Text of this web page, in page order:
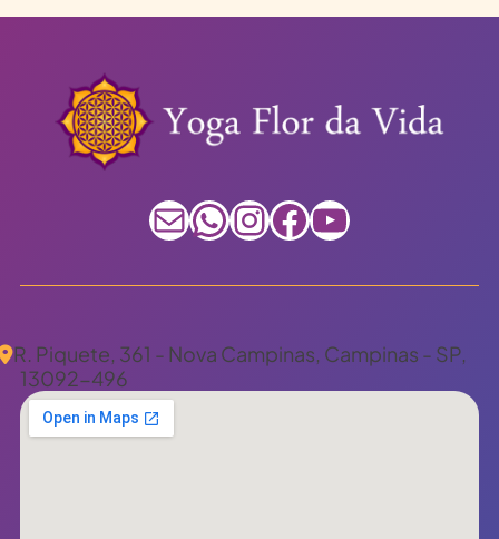
E-mail WhatsApp InstagramFacebook Youtube
R. Piquete, 361 - Nova Campinas, Campinas - SP,
13092-496